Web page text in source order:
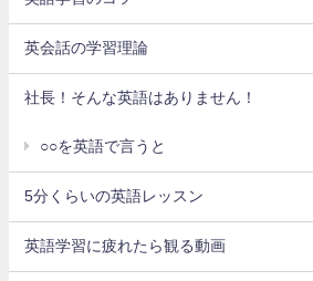
英会話の学習理論
社長！そんな英語はありません！
○○を英語で言うと
5分くらいの英語レッスン
英語学習に疲れたら観る動画